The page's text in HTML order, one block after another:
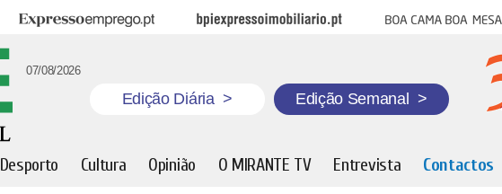
Expresso Emprego BPI Expresso Imobiliário Boa cama boa mesa
07/08/2026
Edição Diária > Edição Semanal >
Desporto Cultura Opinião O MIRANTE TV Entrevista Contactos